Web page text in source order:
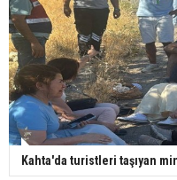
Kahta'da turistleri taşıyan